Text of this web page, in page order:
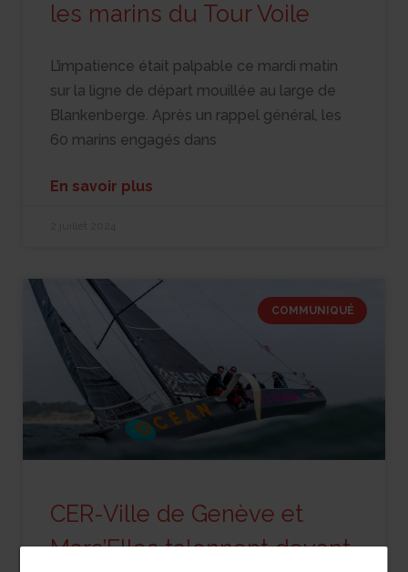
les marins du Tour Voile
L’impatience était palpable ce mardi matin
sur la ligne de départ mouillée au large de
Blankenberge. Après un rappel général, les
60 marins engagés dans
En savoir plus
COMMUNIQUÉ
CER-Ville de Genève et
Mars’Elles talonnent devant